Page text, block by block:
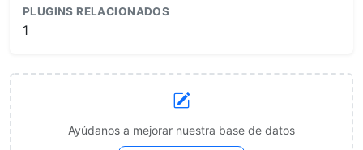
PLUGINS RELACIONADOS
1
Ayúdanos a mejorar nuestra base de datos